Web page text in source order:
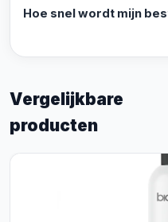
Hoe snel wordt mijn
Vergelijkbare
producten